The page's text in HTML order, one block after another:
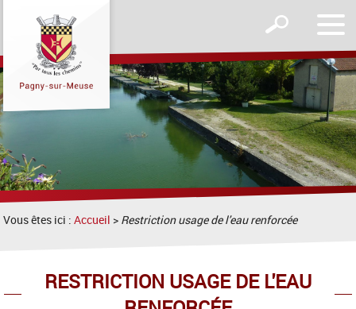
le
Afficher
formulaire
de
recherche
Vous êtes ici :Accueil > Restriction usage de l'eau renforcée
RESTRICTION USAGE DE L'EAU